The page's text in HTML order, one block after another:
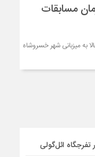
مسابقات
به میزبانی شهر خسروشاه
ائل‌گولی